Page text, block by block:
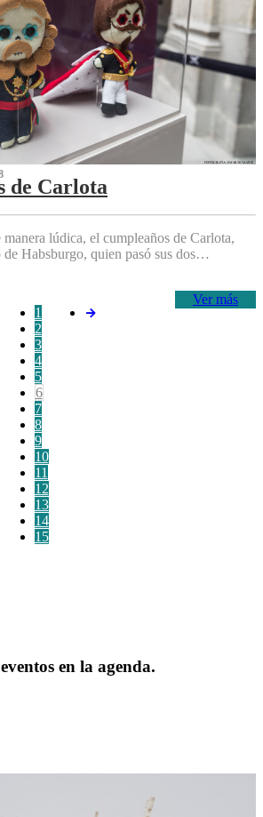
de Carlota
manera lúdica, el cumpleaños de Carlota,
Habsburgo, quien pasó sus dos…
Ver más
1
2
3
4
5
6
7
8
9
10
11
12
13
14
15
en la agenda.